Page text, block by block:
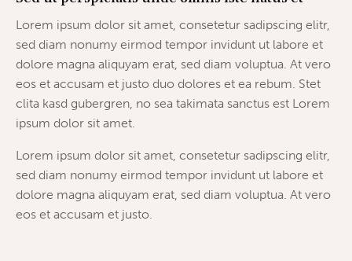
Lorem ipsum dolor sit amet, consetetur sadipscing elitr,
sed diam nonumy eirmod tempor invidunt ut labore et
dolore magna aliquyam erat, sed diam voluptua. At vero
eos et accusam et justo duo dolores et ea rebum. Stet
clita kasd gubergren, no sea takimata sanctus est Lorem
ipsum dolor sit amet.
Lorem ipsum dolor sit amet, consetetur sadipscing elitr,
sed diam nonumy eirmod tempor invidunt ut labore et
dolore magna aliquyam erat, sed diam voluptua. At vero
eos et accusam et justo.